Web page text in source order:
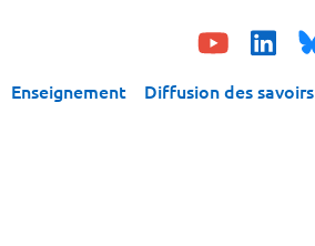
Enseignement Diffusion des savoirs